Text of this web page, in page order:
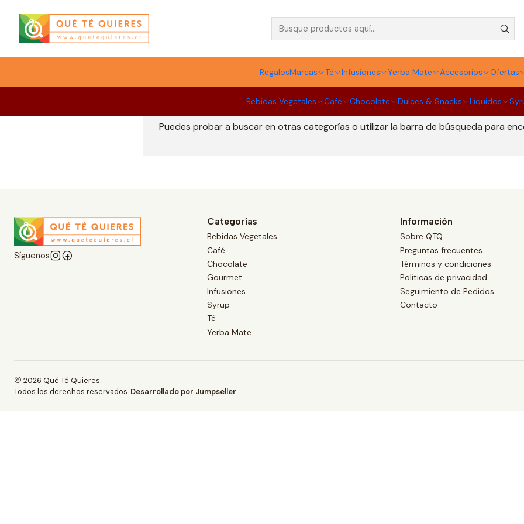
RegalosMarcas Té Infusiones Yerba Mate Accesorios Ofertas
Bebidas Vegetales Café Chocolate Dulces & Snacks Líquidos
Hario
Todavía no hay productos disponibles aquí
Puedes probar a buscar en otras categorías o utilizar la barra de búsqueda para
Síguenos
Categorías
Bebidas Vegetales
Café
Chocolate
Gourmet
Infusiones
Syrup
Té
Yerba Mate
Información
Sobre QTQ
Preguntas frecuentes
Términos y condiciones
Políticas de privacidad
Seguimiento de Pedidos
Contacto
2026 Qué Té Quieres.
Todos los derechos reservados. Desarrollado por Jumpseller.